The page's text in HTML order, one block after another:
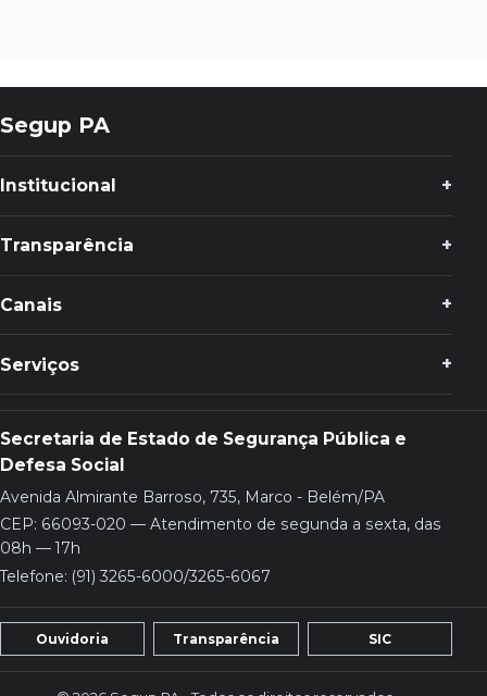
Segup PA
Institucional
Transparência
Canais
Serviços
Secretaria de Estado de Segurança Pública e
Defesa Social
Avenida Almirante Barroso, 735, Marco - Belém/PA
CEP: 66093-020 — Atendimento de segunda a sexta, das
08h — 17h
Telefone: (91) 3265-6000/3265-6067
Ouvidoria Transparência SIC